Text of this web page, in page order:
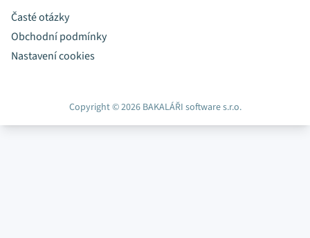
Časté otázky
Obchodní podmínky
Nastavení cookies
Copyright © 2026 BAKALÁŘI software s.r.o.